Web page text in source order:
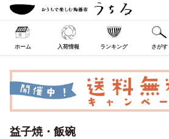
ホーム 入荷情報 ランキング さがす
益子焼・飯碗